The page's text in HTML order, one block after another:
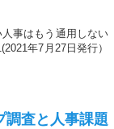
事はもう通用しない
年7月27日発行）
調査と人事課題